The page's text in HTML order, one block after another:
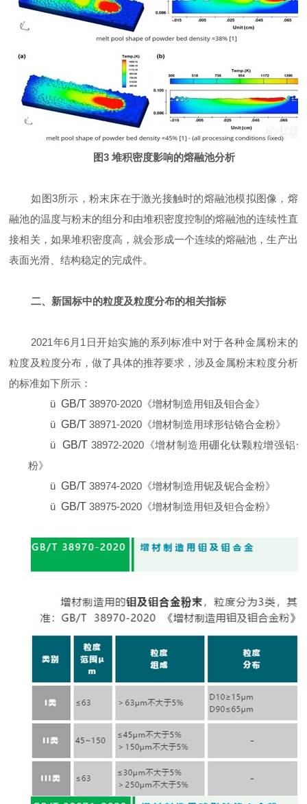
图3 堆积密度影响的熔融池分析
如图3所示，粉末床在于激光接触时的熔融池模拟图像，熔
融池的温度与粉末的组分和由堆积密度控制的熔融池的连续性直
接相关，如果堆积密度高，就会形成一个连续的熔融池，生产出
表面光滑、结构稳定的完成件。
二、新国标中的粒度及粒度分布的相关指标
2021年6月1日开始实施的系列标准中对于各种金属粉末的
粒度及粒度分布，做了具体的推荐要求，涉及金属粉末粒度分析
的标准如下所示：
ü GB/T38970-2020 《增材制造用钼及钼合金》
ü GB/T38971-2020 《增材制造用球形钴铬合金粉》
ü GB/T 38972-2020《增材制造用硼化钛颗粒增强铝
粉》
ü GB/T38974-2020 《增材制造用铌及铌合金粉》
ü GB/T38975-2020 《增材制造用钽及钽合金粉》